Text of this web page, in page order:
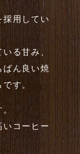
採用してい
る甘み、
ばん良い焼
す。
。
いコーヒー